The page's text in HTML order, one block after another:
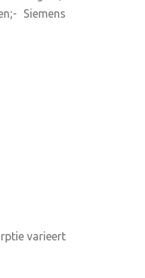
Siemens
varieert